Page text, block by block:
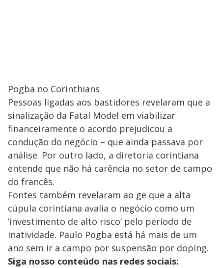
Pogba no Corinthians
Pessoas ligadas aos bastidores revelaram que a
sinalização da Fatal Model em viabilizar
financeiramente o acordo prejudicou a
condução do negócio – que ainda passava por
análise. Por outro lado, a diretoria corintiana
entende que não há carência no setor de campo
do francês.
Fontes também revelaram ao ge que a alta
cúpula corintiana avalia o negócio como um
‘investimento de alto risco’ pelo período de
inatividade. Paulo Pogba está há mais de um
ano sem ir a campo por suspensão por doping.
Siga nosso conteúdo nas redes sociais: